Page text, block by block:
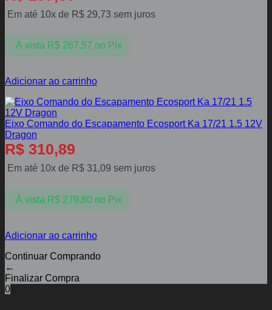
Em até 10x de R$ 29,73 sem juros
À vista R$267,57 no Pix
Adicionar ao carrinho
Eixo Comando do Escapamento Ecosport Ka 17/21 1.5 12V
Dragon
R$ 310,89
Em até 10x de R$ 31,09 sem juros
À vista R$279,80 no Pix
Adicionar ao carrinho
Continuar Comprando
←
Finalizar Compra
0